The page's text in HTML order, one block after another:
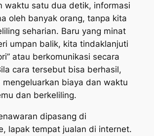
waktu satu dua detik, informasi
oleh banyak orang, tanpa kita
seharian. Baru yang minat
umpan balik, kita tindaklanjuti
atau berkomunikasi secara
cara tersebut bisa berhasil,
mengeluarkan biaya dan waktu
dan berkeliling.
dipasang di
, lapak tempat jualan di internet.